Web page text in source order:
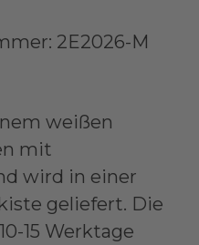
2E2026-M
weißen
mit
wird in einer
geliefert. Die
15 Werktage